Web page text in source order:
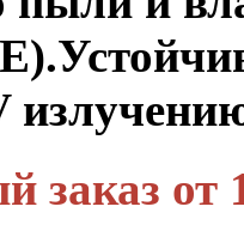
заказ от